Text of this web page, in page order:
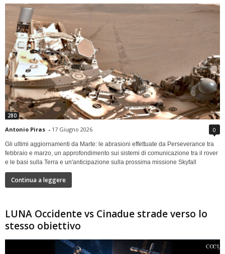
280
Antonio Piras - 17 Giugno 2026 0
Gli ultimi aggiornamenti da Marte: le abrasioni effettuate da Perseverance tra
febbraio e marzo, un approfondimento sui sistemi di comunicazione tra il rover
e le basi sulla Terra e un'anticipazione sulla prossima missione Skyfall
Continua a leggere
LUNA Occidente vs Cinadue strade verso lo
stesso obiettivo